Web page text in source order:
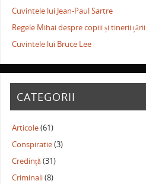
Cuvintele lui Jean-Paul Sartre
Regele Mihai despre copiii și tinerii țării
Cuvintele lui Bruce Lee
CATEGORII
Articole(61)
Conspiratie(3)
Credință(31)
Criminali(8)